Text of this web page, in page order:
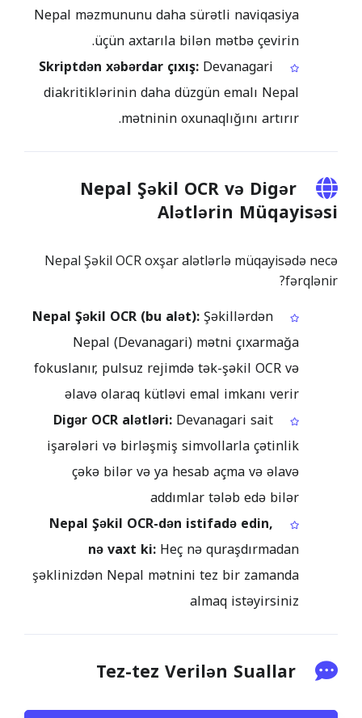
Nepal məzmununu daha sürətli naviqasiya
üçün axtarıla bilən mətbə çevirin.
Skriptdən xəbərdar çıxış:Devanagari
diakritiklərinin daha düzgün emalı Nepal
mətninin oxunaqlığını artırır.
Nepal Şəkil OCR və Digər
Alətlərin Müqayisəsi
Nepal Şəkil OCR oxşar alətlərlə müqayisədə necə
fərqlənir?
Nepal Şəkil OCR (bu alət):Şəkillərdən
Nepal (Devanagari) mətni çıxarmağa
fokuslanır, pulsuz rejimdə tək-şəkil OCR və
əlavə olaraq kütləvi emal imkanı verir
Digər OCR alətləri:Devanagari sait
işarələri və birləşmiş simvollarla çətinlik
çəkə bilər və ya hesab açma və əlavə
addımlar tələb edə bilər
Nepal Şəkil OCR-dən istifadə edin,
nə vaxt ki:Heç nə quraşdırmadan
şəklinizdən Nepal mətnini tez bir zamanda
almaq istəyirsiniz
Tez-tez Verilən Suallar